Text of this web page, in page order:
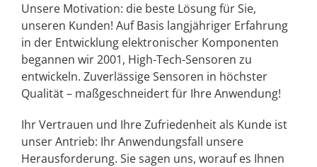
Unsere Motivation: die beste Lösung für Sie,
unseren Kunden! Auf Basis langjähriger Erfahrung
in der Entwicklung elektronischer Komponenten
begannen wir 2001, High-Tech-Sensoren zu
entwickeln. Zuverlässige Sensoren in höchster
Qualität – maßgeschneidert für Ihre Anwendung!
Ihr Vertrauen und Ihre Zufriedenheit als Kunde ist
unser Antrieb: Ihr Anwendungsfall unsere
Herausforderung. Sie sagen uns, worauf es Ihnen